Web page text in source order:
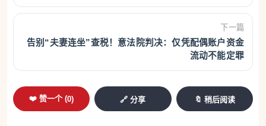
下一篇
告别“夫妻连坐”查税！意法院判决：仅凭配偶账户资金
流动不能定罪
❤️ 赞一个 (0) 🔗 分享 🔖 稍后阅读